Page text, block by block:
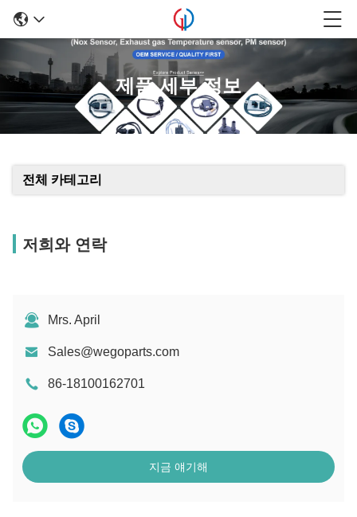
제품 세부 정보
전체 카테고리
저희와 연락
Mrs. April
Sales@wegoparts.com
86-18100162701
지금 얘기해